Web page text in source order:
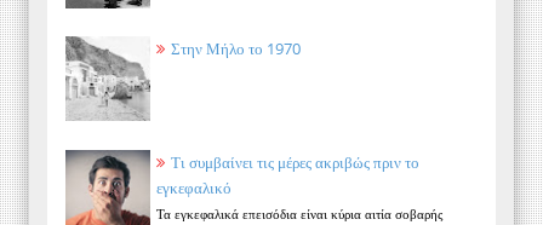
Στην Μήλο το 1970
Τι συμβαίνει τις μέρες ακριβώς πριν το
εγκεφαλικό
Τα εγκεφαλικά επεισόδια είναι κύρια αιτία σοβαρής